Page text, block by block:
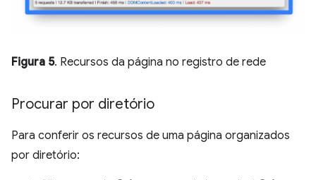
Figura 5. Recursos da página no registro de rede
Procurar por diretório
Para conferir os recursos de uma página organizados
por diretório: